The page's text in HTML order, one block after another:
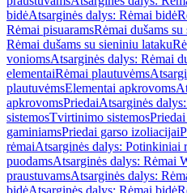
bidėAtsarginės dalys: Rėmai bidė
Rėmai pisuaramsRėmai dušams
Rėmai dušams su sieniniu lataku
voniomsAtsarginės dalys: Rėmai
elementaiRėmai plautuvėms
plautuvėmsElementai apkrovoms
apkrovomsPriedaiAtsarginės
sistemosTvirtinimo sistemos
gaminiamsPriedai garso izoliacijai
rėmaiAtsarginės dalys: Potinkiniai
puodamsAtsarginės dalys: Rėmai
praustuvamsAtsarginės dalys:
bidėAtsarginės dalys: Rėmai bidė